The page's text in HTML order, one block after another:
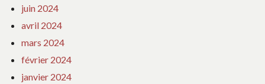
juin 2024
avril 2024
mars 2024
février 2024
janvier 2024